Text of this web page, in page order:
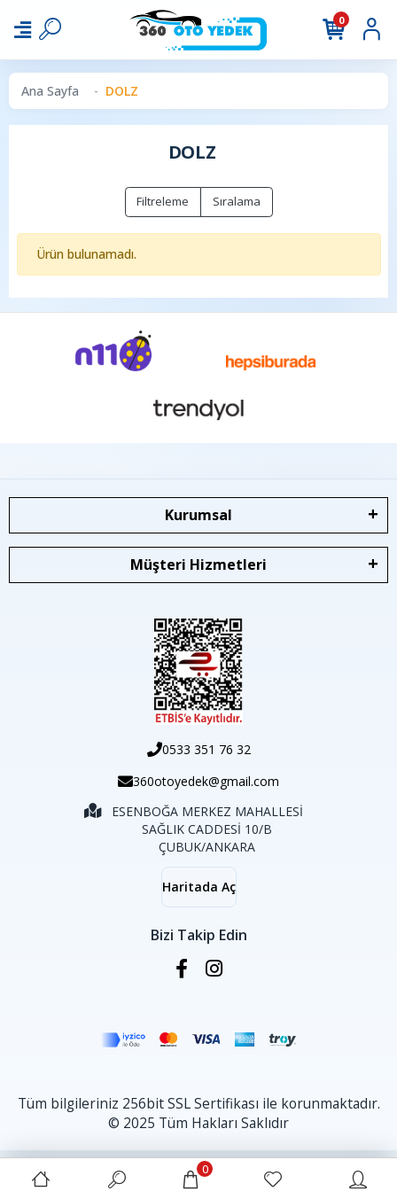
0
Ana Sayfa DOLZ
DOLZ
Filtreleme Sıralama
Ürün bulunamadı.
Kurumsal
Müşteri Hizmetleri
0533 351 76 32
360otoyedek@gmail.com
ESENBOĞA MERKEZ MAHALLESİ
SAĞLIK CADDESİ 10/B
ÇUBUK/ANKARA
Haritada Aç
Bizi Takip Edin
Tüm bilgileriniz 256bit SSL Sertifikası ile korunmaktadır.
© 2025 Tüm Hakları Saklıdır
0